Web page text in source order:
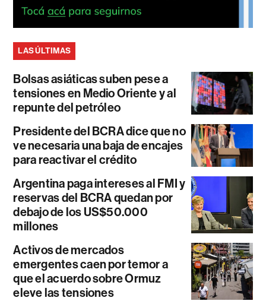
LAS ÚLTIMAS
Bolsas asiáticas suben pese a
tensiones en Medio Oriente y al
repunte del petróleo
Presidente del BCRA dice que no
ve necesaria una baja de encajes
para reactivar el crédito
Argentina paga intereses al FMI y
reservas del BCRA quedan por
debajo de los US$50.000
millones
Activos de mercados
emergentes caen por temor a
que el acuerdo sobre Ormuz
eleve las tensiones